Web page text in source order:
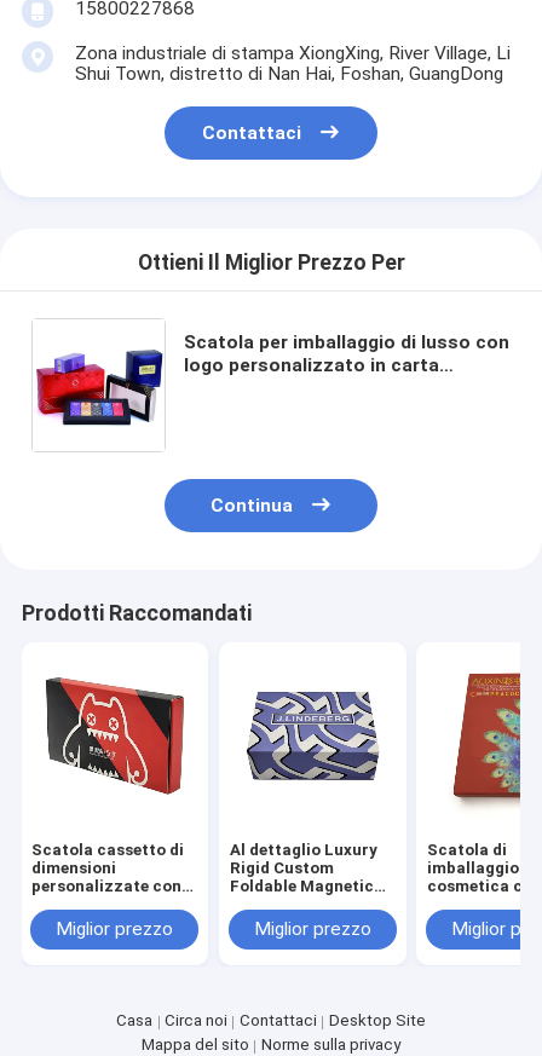
15800227868
Zona industriale di stampa XiongXing, River Village, Li
Shui Town, distretto di Nan Hai, Foshan, GuangDong
Contattaci
Ottieni Il Miglior Prezzo Per
Scatola per imballaggio di lusso con
logo personalizzato in carta
Continua
Prodotti Raccomandati
Scatola cassetto di
dimensioni
personalizzate con
goffratura per
packaging
Miglior prezzo
Al dettaglio Luxury
Rigid Custom
Foldable Magnetic
giorni di tempo di
campionamento e
Miglior prezzo
Scatola di
imballaggio
cosmetica
dimensioni
Miglior
Casa Circa noi Contattaci
Desktop Site
Mappa del sito
Norme sulla privacy